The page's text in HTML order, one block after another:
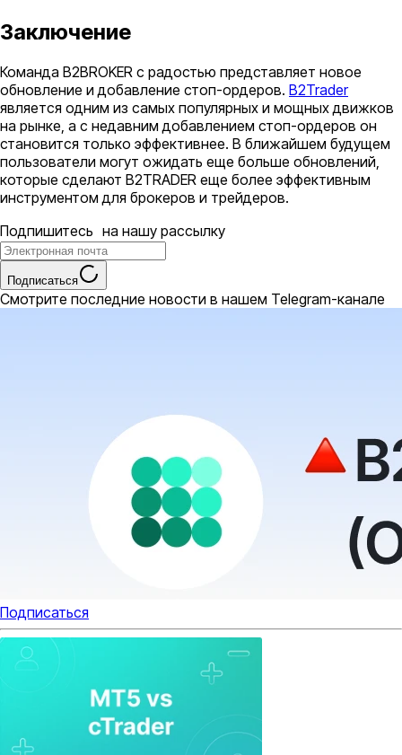
Заключение
Команда B2BROKER с радостью представляет новое
обновление и добавление стоп-ордеров. B2Trader
является одним из самых популярных и мощных движков
на рынке, а с недавним добавлением стоп-ордеров он
становится только эффективнее. В ближайшем будущем
пользователи могут ожидать еще больше обновлений,
которые сделают B2TRADER еще более эффективным
инструментом для брокеров и трейдеров.
Подпишитесь на нашу рассылку
Подписаться
Смотрите последние новости в нашем Telegram-канале
Подписаться